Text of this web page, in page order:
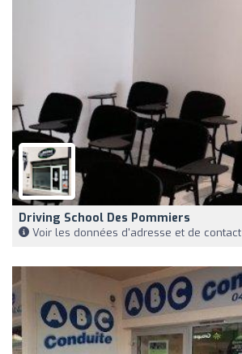
Driving School Des Pommiers
Voir les données d'adresse et de contact